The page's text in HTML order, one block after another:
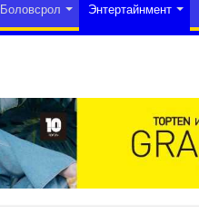
Боловсрол Энтертайнмент